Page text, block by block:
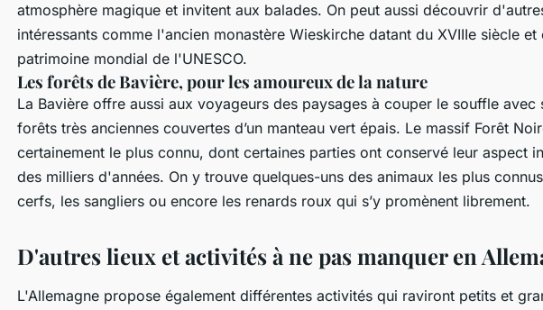
atmosphère magique et invitent aux balades. On peut aussi découvrir
intéressants comme l'ancien monastère Wieskirche datant du XVIIIe siècle et
patrimoine mondial de l'UNESCO.
Les forêts de Bavière, pour les amoureux de la nature
La Bavière offre aussi aux voyageurs des paysages à couper le souffle avec
forêts très anciennes couvertes d’un manteau vert épais. Le massif Forêt
certainement le plus connu, dont certaines parties ont conservé leur aspect
des milliers d'années. On y trouve quelques-uns des animaux les plus
cerfs, les sangliers ou encore les renards roux qui s’y promènent librement.
D'autres lieux et activités à ne pas manquer en
L'Allemagne propose également différentes activités qui raviront petits et